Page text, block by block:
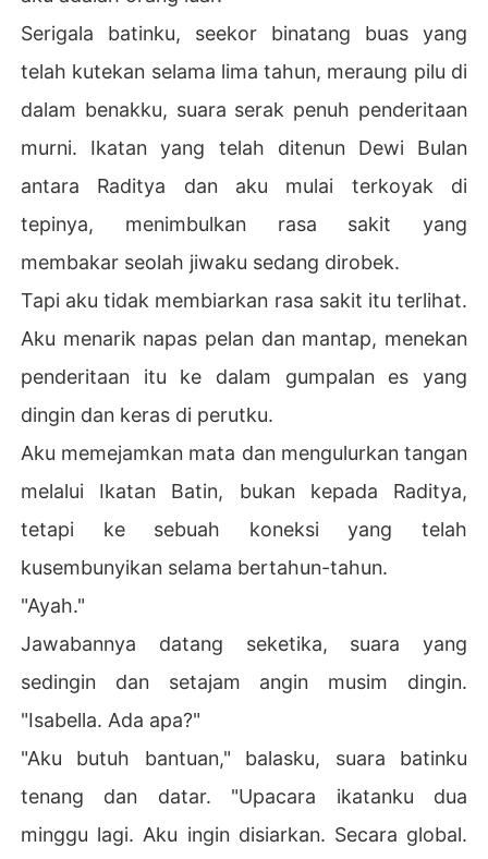
Serigala batinku, seekor binatang buas yang
telah kutekan selama lima tahun, meraung pilu di
dalam benakku, suara serak penuh penderitaan
murni. Ikatan yang telah ditenun Dewi Bulan
antara Raditya dan aku mulai terkoyak di
tepinya, menimbulkan rasa sakit yang
membakar seolah jiwaku sedang dirobek.
Tapi aku tidak membiarkan rasa sakit itu terlihat.
Aku menarik napas pelan dan mantap, menekan
penderitaan itu ke dalam gumpalan es yang
dingin dan keras di perutku.
Aku memejamkan mata dan mengulurkan tangan
melalui Ikatan Batin, bukan kepada Raditya,
tetapi ke sebuah koneksi yang telah
kusembunyikan selama bertahun-tahun.
"Ayah."
Jawabannya datang seketika, suara yang
sedingin dan setajam angin musim dingin.
"Isabella. Ada apa?"
"Aku butuh bantuan," balasku, suara batinku
tenang dan datar. "Upacara ikatanku dua
minggu lagi. Aku ingin disiarkan. Secara global.